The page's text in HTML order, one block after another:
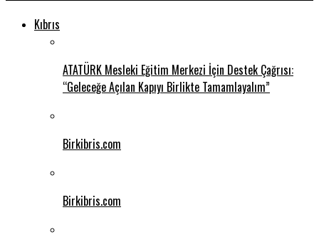
Kıbrıs
ATATÜRK Mesleki Eğitim Merkezi İçin Destek Çağrısı:
“Geleceğe Açılan Kapıyı Birlikte Tamamlayalım”
Birkibris.com
Birkibris.com